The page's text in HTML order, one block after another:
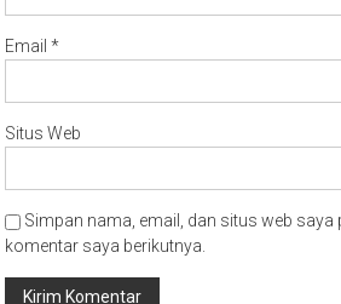
Email*
Situs Web
Simpan nama, email, dan situs web saya
komentar saya berikutnya.